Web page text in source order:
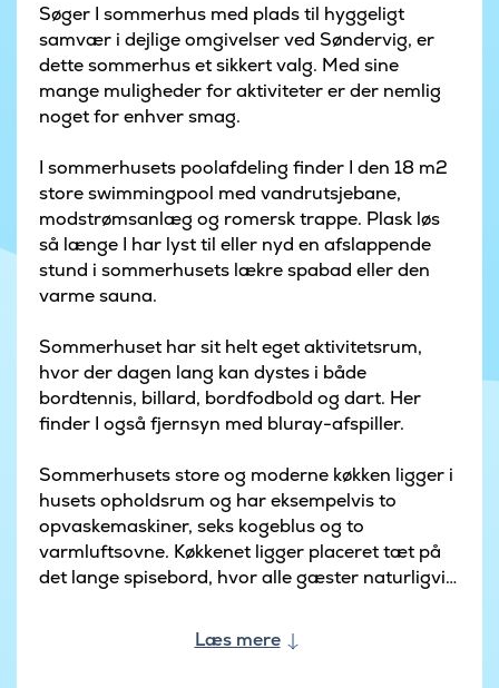
Søger I sommerhus med plads til hyggeligt
samvær i dejlige omgivelser ved Søndervig, er
dette sommerhus et sikkert valg. Med sine
mange muligheder for aktiviteter er der nemlig
noget for enhver smag.
I sommerhusets poolafdeling finder I den 18 m2
store swimmingpool med vandrutsjebane,
modstrømsanlæg og romersk trappe. Plask løs
så længe I har lyst til eller nyd en afslappende
stund i sommerhusets lækre spabad eller den
varme sauna.
Sommerhuset har sit helt eget aktivitetsrum,
hvor der dagen lang kan dystes i både
bordtennis, billard, bordfodbold og dart. Her
finder I også fjernsyn med bluray-afspiller.
Sommerhusets store og moderne køkken ligger i
husets opholdsrum og har eksempelvis to
opvaskemaskiner, seks kogeblus og to
varmluftsovne. Køkkenet ligger placeret tæt på
det lange spisebord, hvor alle gæster naturligvis
I opholdsrummet er der desuden en dejlig
Læs mere